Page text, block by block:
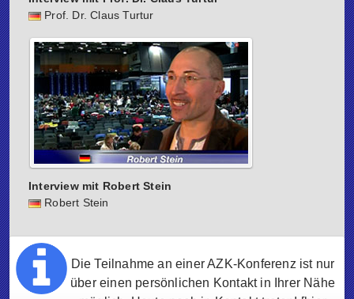
Prof. Dr. Claus Turtur
Interview mit Robert Stein
Robert Stein
Die Teilnahme an einer AZK-Konferenz ist nur
über einen persönlichen Kontakt in Ihrer Nähe